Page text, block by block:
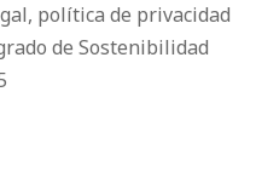
política de privacidad
de Sostenibilidad